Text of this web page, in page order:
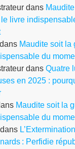
dans
livre
dans Maudite soit la
du
dans Quatre
en 2025 :
Maudite soit la
du
dans
: Perfidie